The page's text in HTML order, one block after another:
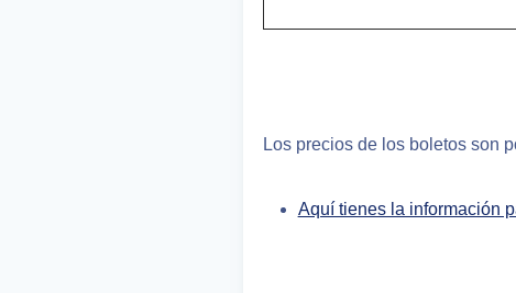
Los precios de los boletos son
Aquí tienes la información